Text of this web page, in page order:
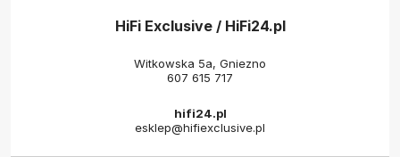
HiFi Exclusive / HiFi24.pl
Witkowska 5a, Gniezno
607 615 717
hifi24.pl
esklep@hifiexclusive.pl